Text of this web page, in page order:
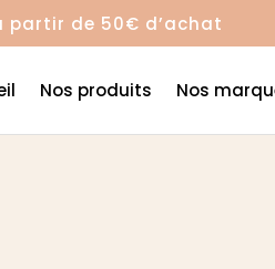
partir de 50€ d’achat
Nos produits Nos